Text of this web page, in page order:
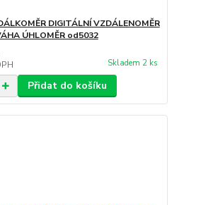
DIGITÁLNÍ VZDÁLENOMĚR
ÚHLOMĚR od5032
Skladem 2 ks
Přidat do košíku